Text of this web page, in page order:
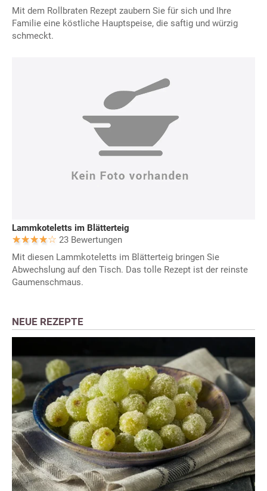
Mit dem Rollbraten Rezept zaubern Sie für sich und Ihre
Familie eine köstliche Hauptspeise, die saftig und würzig
schmeckt.
Lammkoteletts im Blätterteig
23 Bewertungen
Mit diesen Lammkoteletts im Blätterteig bringen Sie
Abwechslung auf den Tisch. Das tolle Rezept ist der reinste
Gaumenschmaus.
NEUE REZEPTE